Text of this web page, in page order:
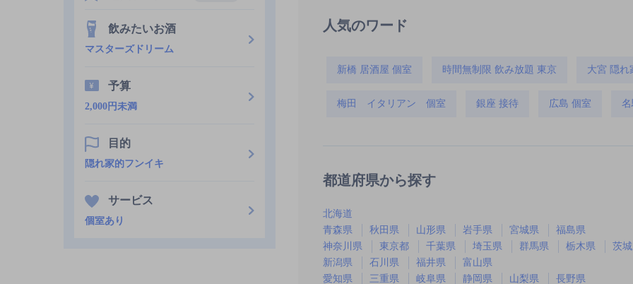
人気のワード
新橋 居酒屋 個室 時間無制限 飲み放題 東京 大宮 隠れ
梅田 イタリアン 個室 銀座 接待 広島 個室
都道府県から探す
北海道
青森県
秋田県 山形県 岩手県 宮城県
福島県
神奈川県
東京都 千葉県 埼玉県 群馬県 栃木県
茨
新潟県
石川県 福井県
富山県
愛知県
三重県 岐阜県 静岡県 山梨県
長野県
飲みたいお酒
マスターズドリーム
予算
2,000円未満
目的
隠れ家的フンイキ
サービス
個室あり